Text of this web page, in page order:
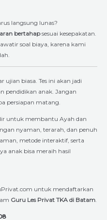
langsung lunas?
bertahapsesuai kesepakatan.
soal biaya, karena kami
ujian biasa. Tes ini akan jadi
pendidikan anak. Jangan
persiapan matang.
untuk membantu Ayah dan
nyaman, terarah, dan penuh
metode interaktif, serta
anak bisa meraih hasil
untuk mendaftarkan
Guru Les Privat TKA di Batam